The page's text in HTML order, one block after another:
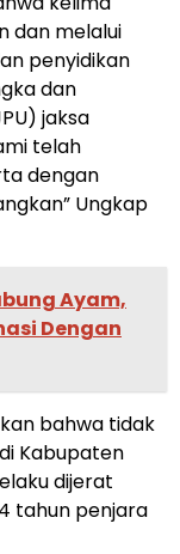
dan melalui
penyidikan
dan
jaksa
telah
dengan
Ungkap
Ayam,
Dengan
bahwa tidak
Kabupaten
dijerat
tahun penjara